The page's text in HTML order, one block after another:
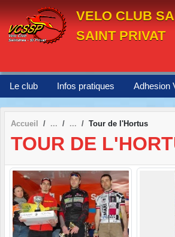
VELO CLUB
SAINT PRIVAT
Le club Infos pratiques Adhesion
Accueil Tour de l'Hortus
TOUR DE
Panneau de gestion des cookies